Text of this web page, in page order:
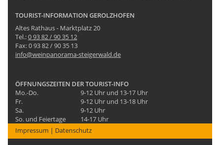
TOURIST-INFORMATION GEROLZHOFEN
Altes Rathaus - Marktplatz 20
Tel.:0 93 82 / 90 35 12
Fax: 0 93 82 / 90 35 13
info@weinpanorama-steigerwald.de
ÖFFNUNGSZEITEN DER TOURIST-INFO
Mo.-Do.
9-12 Uhr und 13-17 Uhr
Fr.
9-12 Uhr und 13-18 Uhr
Sa.
9-12 Uhr
So. und Feiertage
14-17 Uhr
Impressum | Datenschutz